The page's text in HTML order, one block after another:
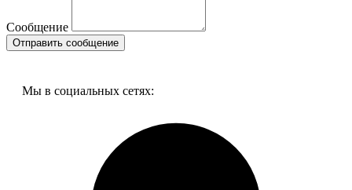
17394 Датчик тяги (перегрева) 90 градусов подходит для
газовых колонок NEVA
Сообщение
Мы в социальных сетях: